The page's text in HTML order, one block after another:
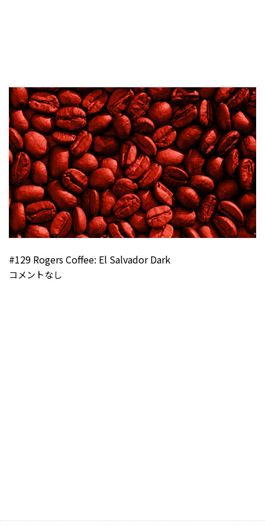
#129 Rogers Coffee: El Salvador Dark
コメントなし